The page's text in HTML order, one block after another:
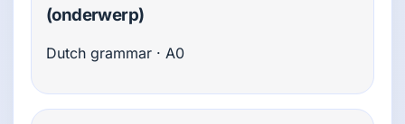
(onderwerp)
Dutch grammar · A0